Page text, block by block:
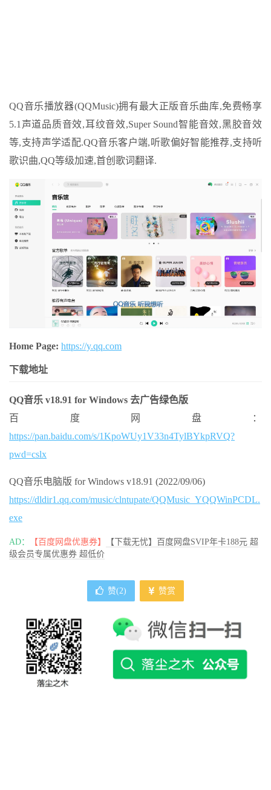
QQ音乐播放器(QQMusic)拥有最大正版音乐曲库,免费畅享
5.1声道品质音效,耳纹音效,Super Sound智能音效,黑胶音效
等,支持声学适配.QQ音乐客户端,听歌偏好智能推荐,支持听
歌识曲,QQ等级加速,首创歌词翻译.
Home Page: https://y.qq.com
下载地址
QQ音乐 v18.91 for Windows 去广告绿色版
百度网盘：
https://pan.baidu.com/s/1KpoWUy1V33n4TylBYkpRVQ?
pwd=cslx
QQ音乐电脑版 for Windows v18.91 (2022/09/06)
https://dldir1.qq.com/music/clntupate/QQMusic_YQQWinPCDL.
exe
AD： 【百度网盘优惠券】
【下载无忧】百度网盘SVIP年卡188元 超
级会员专属优惠券 超低价
赞(2) 赞赏